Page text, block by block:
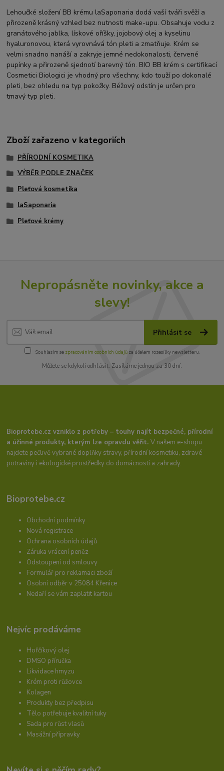
Lehoučké složení BB krému laSaponaria dodá vaší tváři svěží a
přirozeně krásný vzhled bez nutnosti make-upu. Obsahuje vodu z
granátového jablka, lískové oříšky, jojobový olej a kyselinu
hyaluronovou, která vyrovnává tón pleti a zmatňuje. Krém se
velmi snadno nanáší a zakryje jemné nedokonalosti, červené
pupínky a přirozeně sjednotí barevný tón. BIO BB krém s certifikací
Cosmetici Biologici je vhodný pro všechny, kdo touží po dokonalé
pleti, bez ohledu na typ pokožky. Béžový odstín je určen pro
tmavý typ pleti.
Zboží zařazeno v kategoriích
PŘÍRODNÍ KOSMETIKA
VÝBĚR PODLE ZNAČEK
Pleťová kosmetika
laSaponaria
Pleťové krémy
Nepropásněte novinky, akce a
slevy!
Přihlásit se
Souhlasím se zpracováním osobních údajůza účelem rozesílky newsletteru.
Můžete se kdykoli odhlásit. Zasíláme jednou za 30 dní.
Bioprotebe.cz vzniklo z potřeby – touhy najít bezpečné, přírodní
a účinné produkty, kterým lze opravdu věřit.V našem e-shopu
najdete pečlivě vybrané doplňky stravy, přírodní kosmetiku, zdravé
potraviny i ekologické prostředky do domácnosti a zahrady.
Bioprotebe.cz
Obchodní podmínky
Nová registrace
Ochrana osobních údajů
Záruka vrácení peněz
Odstoupení od smlouvy
Formulář pro reklamaci zboží
Osobní odběr v 25084 Křenice
Nedaří se vám zaplatit kartou
Nejvíc prodáváme
Hořčíkový olej
DMSO příručka
Likvidace hmyzu
Krém proti růžovce
Kolagen
Produkty bez předpisu
Tělo potřebuje kvalitní tuky
Sada pro růst vlasů
Masážní přípravky